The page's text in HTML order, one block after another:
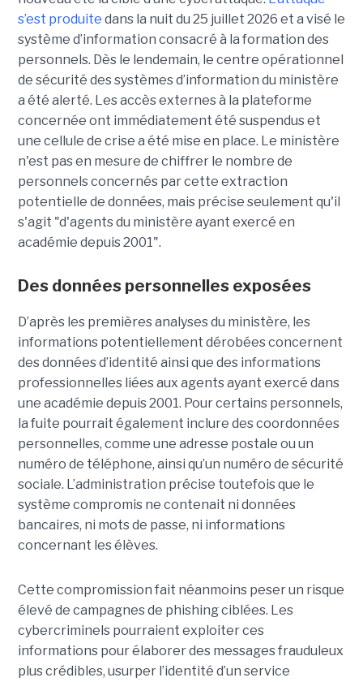
s’est produite dans la nuit du 25 juillet 2026 et a visé le
système d’information consacré à la formation des
personnels. Dès le lendemain, le centre opérationnel
de sécurité des systèmes d’information du ministère
a été alerté. Les accès externes à la plateforme
concernée ont immédiatement été suspendus et
une cellule de crise a été mise en place. Le ministère
n'est pas en mesure de chiffrer le nombre de
personnels concernés par cette extraction
potentielle de données, mais précise seulement qu'il
s'agit "d'agents du ministère ayant exercé en
académie depuis 2001".
Des données personnelles exposées
D’après les premières analyses du ministère, les
informations potentiellement dérobées concernent
des données d’identité ainsi que des informations
professionnelles liées aux agents ayant exercé dans
une académie depuis 2001. Pour certains personnels,
la fuite pourrait également inclure des coordonnées
personnelles, comme une adresse postale ou un
numéro de téléphone, ainsi qu’un numéro de sécurité
sociale. L’administration précise toutefois que le
système compromis ne contenait ni données
bancaires, ni mots de passe, ni informations
concernant les élèves.
Cette compromission fait néanmoins peser un risque
élevé de campagnes de phishing ciblées. Les
cybercriminels pourraient exploiter ces
informations pour élaborer des messages frauduleux
plus crédibles, usurper l’identité d’un service